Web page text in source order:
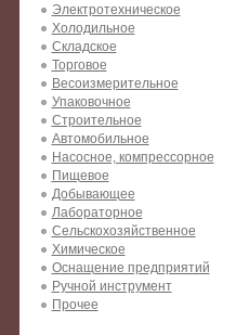
Электротехническое
Холодильное
Складское
Торговое
Весоизмерительное
Упаковочное
Строительное
Автомобильное
Насосное, компрессорное
Пищевое
Добывающее
Лабораторное
Сельскохозяйственное
Химическое
Оснащение предприятий
Ручной инструмент
Прочее